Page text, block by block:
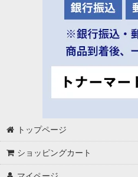
トップページ
ショッピングカート